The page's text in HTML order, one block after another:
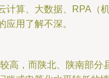
计算、大数据、RPA（
用了解不深。
高，而陕北、陕南部分